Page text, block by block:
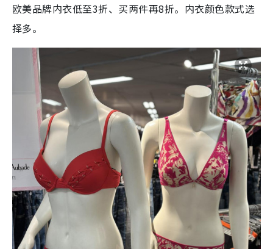
欧美品牌内衣低至3折、买两件再8折。内衣颜色款式选
择多。